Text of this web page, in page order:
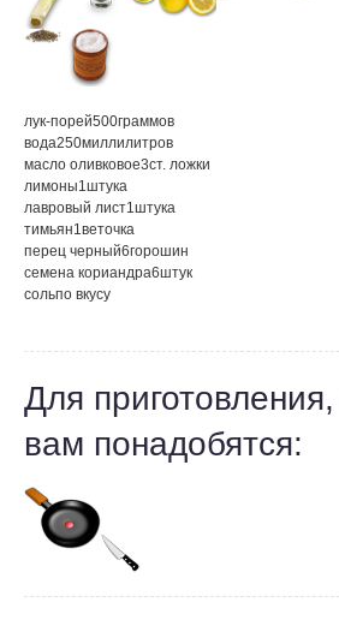
лук-порей500граммов
вода250миллилитров
масло оливковое3ст. ложки
лимоны1штука
лавровый лист1штука
тимьян1веточка
перец черный6горошин
семена кориандра6штук
сольпо вкусу
Для
вам понадобятся: